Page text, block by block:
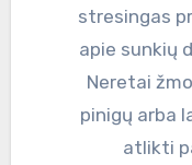
stresingas
apie sunkių
Neretai
pinigų arba
atlikti